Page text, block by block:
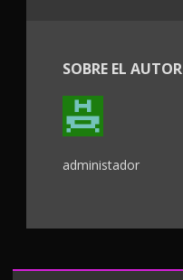
SOBRE EL AUTOR
administador